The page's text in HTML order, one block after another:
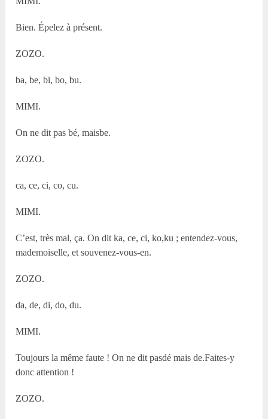
Bien. Épelez à présent.
ZOZO.
ba, be, bi, bo, bu.
MIMI.
On ne dit pas bé, maisbe.
ZOZO.
ca, ce, ci, co, cu.
MIMI.
C’est, très mal, ça. On dit ka, ce, ci, ko,ku ; entendez-vous,
mademoiselle, et souvenez-vous-en.
ZOZO.
da, de, di, do, du.
MIMI.
Toujours la même faute ! On ne dit pasdé mais de.Faites-y
donc attention !
ZOZO.